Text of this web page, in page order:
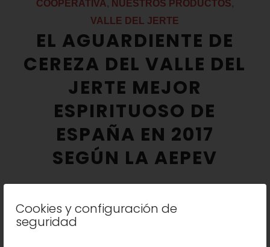
Cookies y configuración de
seguridad
COOPERATIVA NUESTROS PRODUCTOS
VALLE DEL JERTE
EL AGUARDIENTE DE
CEREZA DEL VALLE DEL
JERTE MEJOR
ESPIRITUOSO DE
ESPAÑA EN 2017
SEGÚN LA AEPEV
La Asociación Española de Periodistas y Escritores del